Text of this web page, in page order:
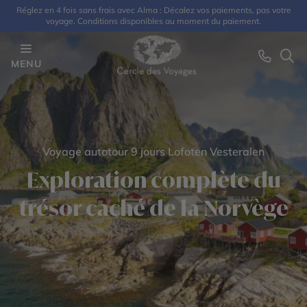
Réglez en 4 fois sans frais avec Alma : Décalez vos paiements, pas votre
voyage. Conditions disponibles au moment du paiement.
MENU
Voyage autotour 9 jours Lofoten Vesteralen
Exploration complète du
trésor caché de la Norvège